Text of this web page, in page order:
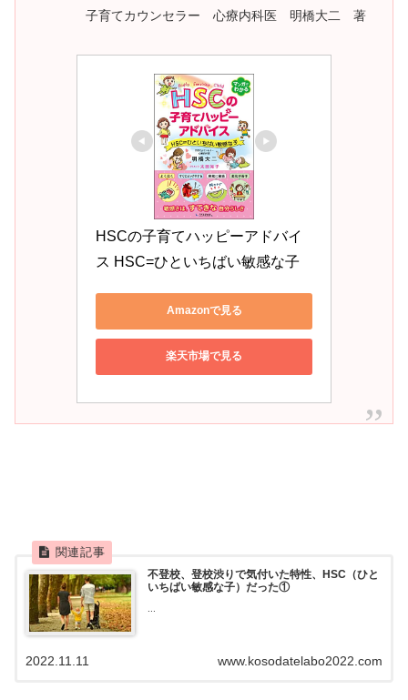
子育てカウンセラー 心療内科医 明橋大二 著
HSCの子育てハッピーアドバイ
ス HSC=ひといちばい敏感な子
Amazonで見る
楽天市場で見る
不登校、登校渋りで気付いた特性、HSC（ひと
いちばい敏感な子）だった①
www.kosodatelabo2022.com
2022.11.11